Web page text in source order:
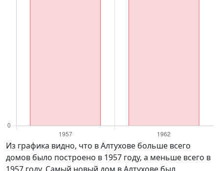
Из графика видно, что в Алтухове больше всего
домов было построено в 1957 году, а меньше всего в